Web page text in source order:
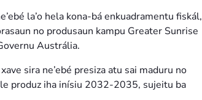
la’o hela kona-bá enkuadramentu fiskál,
no produsaun kampu Greater Sunrise
Austrália.
sira ne’ebé presiza atu sai maduru no
produz iha inísiu 2032-2035, sujeitu ba